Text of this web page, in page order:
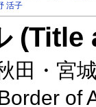
活子
田・宮
of